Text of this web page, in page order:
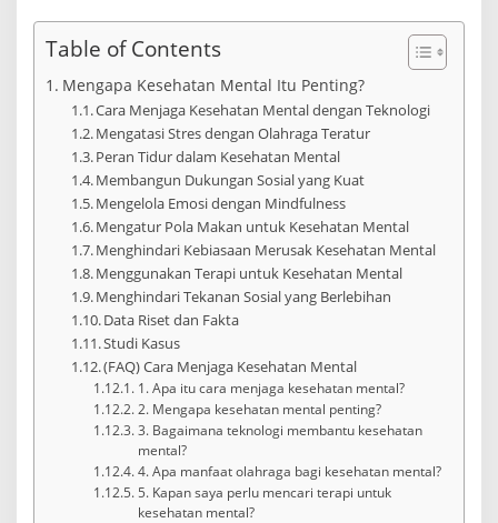
Table of Contents
Mengapa Kesehatan Mental Itu Penting?
Cara Menjaga Kesehatan Mental dengan Teknologi
Mengatasi Stres dengan Olahraga Teratur
Peran Tidur dalam Kesehatan Mental
Membangun Dukungan Sosial yang Kuat
Mengelola Emosi dengan Mindfulness
Mengatur Pola Makan untuk Kesehatan Mental
Menghindari Kebiasaan Merusak Kesehatan Mental
Menggunakan Terapi untuk Kesehatan Mental
Menghindari Tekanan Sosial yang Berlebihan
Data Riset dan Fakta
Studi Kasus
(FAQ) Cara Menjaga Kesehatan Mental
1. Apa itu cara menjaga kesehatan mental?
2. Mengapa kesehatan mental penting?
3. Bagaimana teknologi membantu kesehatan
mental?
4. Apa manfaat olahraga bagi kesehatan mental?
5. Kapan saya perlu mencari terapi untuk
kesehatan mental?